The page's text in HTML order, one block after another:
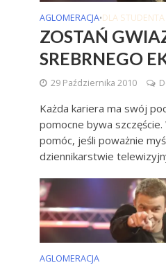
AGLOMERACJA•DLA STUDENTA
ZOSTAŃ
SREBRNEGO
29 Października 2010
Każda kariera ma swój
pomocne bywa
pomóc, jeśli poważnie
dziennikarstwie
AGLOMERACJA